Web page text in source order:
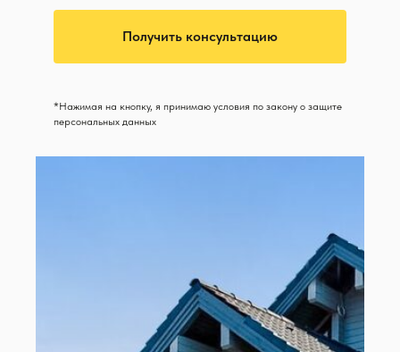
Получить консультацию
*Нажимая на кнопку, я принимаю условия по закону о защите
персональных данных